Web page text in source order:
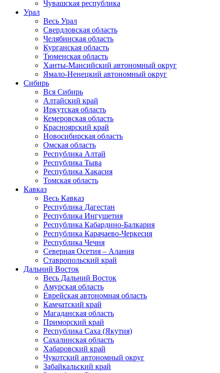
Чувашская республика
Урал
Весь Урал
Свердловская область
Челябинская область
Курганская область
Тюменская область
Ханты-Мансийский автономный округ
Ямало-Ненецкий автономный округ
Сибирь
Вся Сибирь
Алтайский край
Иркутская область
Кемеровская область
Красноярский край
Новосибирская область
Омская область
Республика Алтай
Республика Тыва
Республика Хакасия
Томская область
Кавказ
Весь Кавказ
Республика Дагестан
Республика Ингушетия
Республика Кабардино-Балкария
Республика Карачаево-Черкесия
Республика Чечня
Северная Осетия – Алания
Ставропольский край
Дальний Восток
Весь Дальний Восток
Амурская область
Еврейская автономная область
Камчатский край
Магаданская область
Приморский край
Республика Саха (Якутия)
Сахалинская область
Хабаровский край
Чукотский автономный округ
Забайкальский край